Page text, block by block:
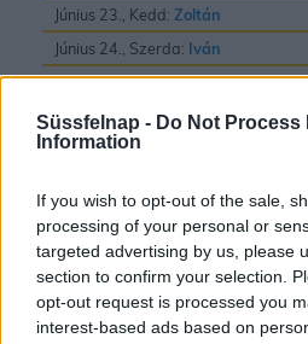
Süssfelnap - Do Not Process
Information
If you wish to opt-out of the sale,
processing of your personal or
targeted advertising by us, please
section to confirm your selection.
opt-out request is processed you
interest-based ads based on
Június 23., Kedd: Zoltán
Június 24., Szerda: Iván
Június 25., Csütörtök:Vilmos
Június 26., Péntek: János ésPál
Június 27., Szombat:
Június 29., Hétfő:
Péter
Június 30., Kedd:Pál